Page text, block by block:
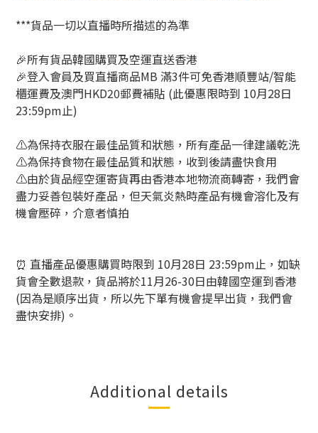
***貨品一切以直播時所描述的為準
🎉所有貨品韓國購買及空運直送香港
🎉登入會員及買直播商品MB 滿3件可免香港順豐站/智能
櫃運費及澳門HKD20郵費補貼 (此優惠限時到 10月28日
23:59pm止)
⚠️為保持衣服在最佳品質和狀態，所有產品一律建議乾洗
⚠️為保持食物在最佳品質和狀態，收到後請盡快食用
⚠️由於貨品經空運寄貨再由香港本地物流商轉寄，我們會
盡力妥善包裝好產品，但天氣炎熱時產品有機會溶化及有
機會壓碎，介意者慎拍
⏰ 直播產品優惠購買時限到 10月28日 23:59pm止，如缺
貨會全數退款，貨品將於11月26-30日由韓國空運到香港
(因為是順序出貨，所以先下單有機會提早出貨，我們會
盡快安排)。
Additional details